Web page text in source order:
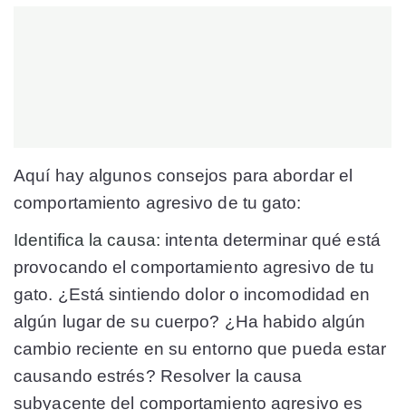
Aquí hay algunos consejos para abordar el
comportamiento agresivo de tu gato:
Identifica la causa: intenta determinar qué está
provocando el comportamiento agresivo de tu
gato. ¿Está sintiendo dolor o incomodidad en
algún lugar de su cuerpo? ¿Ha habido algún
cambio reciente en su entorno que pueda estar
causando estrés? Resolver la causa
subyacente del comportamiento agresivo es